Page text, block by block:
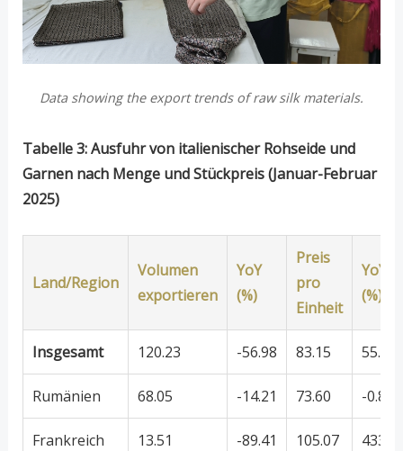
Data showing the export trends of raw silk materials.
Tabelle 3: Ausfuhr von italienischer Rohseide und
Garnen nach Menge und Stückpreis (Januar-Februar
2025)
Land/Region
Volumen
exportieren
YoY
(%)
Preis
pro
Einheit
YoY
(%)
Insgesamt 120.23 -56.98 83.15 55.19
Rumänien 68.05 -14.21 73.60 -0.85
Frankreich 13.51 -89.41 105.07